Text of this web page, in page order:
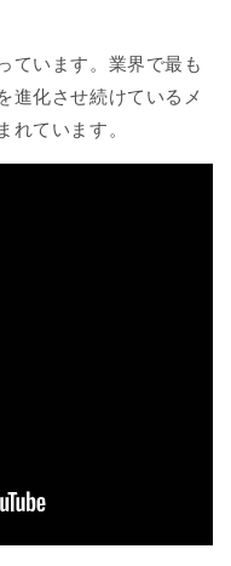
ています。業界で最も
進化させ続けているメ
ています。